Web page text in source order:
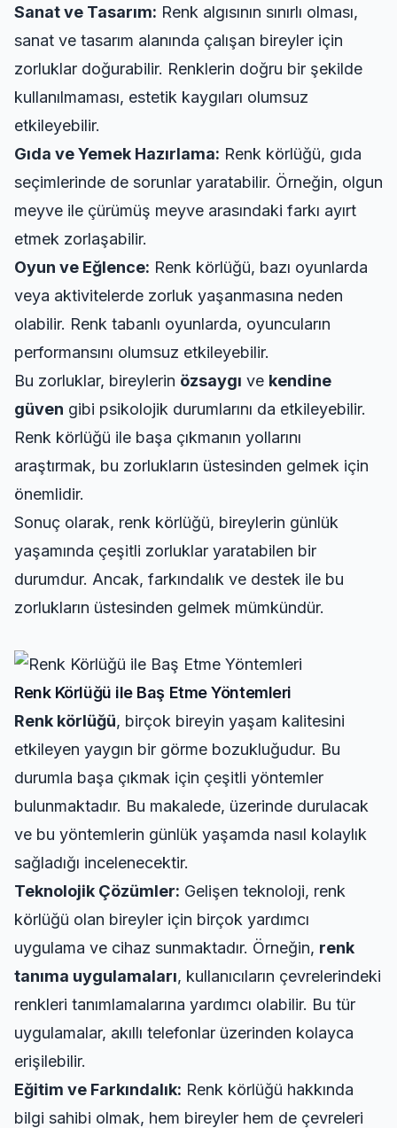
Sanat ve Tasarım: Renk algısının sınırlı olması,
sanat ve tasarım alanında çalışan bireyler için
zorluklar doğurabilir. Renklerin doğru bir şekilde
kullanılmaması, estetik kaygıları olumsuz
etkileyebilir.
Gıda ve Yemek Hazırlama: Renk körlüğü, gıda
seçimlerinde de sorunlar yaratabilir. Örneğin, olgun
meyve ile çürümüş meyve arasındaki farkı ayırt
etmek zorlaşabilir.
Oyun ve Eğlence: Renk körlüğü, bazı oyunlarda
veya aktivitelerde zorluk yaşanmasına neden
olabilir. Renk tabanlı oyunlarda, oyuncuların
performansını olumsuz etkileyebilir.
Bu zorluklar, bireylerin özsaygı ve kendine
güven gibi psikolojik durumlarını da etkileyebilir.
Renk körlüğü ile başa çıkmanın yollarını
araştırmak, bu zorlukların üstesinden gelmek için
önemlidir.
Sonuç olarak, renk körlüğü, bireylerin günlük
yaşamında çeşitli zorluklar yaratabilen bir
durumdur. Ancak, farkındalık ve destek ile bu
zorlukların üstesinden gelmek mümkündür.
Renk Körlüğü ile Baş Etme Yöntemleri
Renk körlüğü, birçok bireyin yaşam kalitesini
etkileyen yaygın bir görme bozukluğudur. Bu
durumla başa çıkmak için çeşitli yöntemler
bulunmaktadır. Bu makalede, üzerinde durulacak
ve bu yöntemlerin günlük yaşamda nasıl kolaylık
sağladığı incelenecektir.
Teknolojik Çözümler: Gelişen teknoloji, renk
körlüğü olan bireyler için birçok yardımcı
uygulama ve cihaz sunmaktadır. Örneğin, renk
tanıma uygulamaları, kullanıcıların çevrelerindeki
renkleri tanımlamalarına yardımcı olabilir. Bu tür
uygulamalar, akıllı telefonlar üzerinden kolayca
erişilebilir.
Eğitim ve Farkındalık: Renk körlüğü hakkında
bilgi sahibi olmak, hem bireyler hem de çevreleri